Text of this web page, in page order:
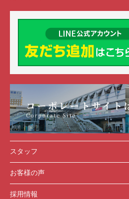
スタッフ
お客様の声
採用情報